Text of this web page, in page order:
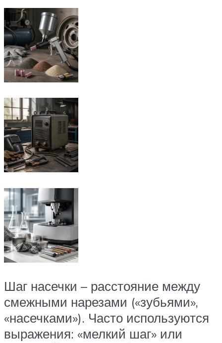
Шаг насечки – расстояние между
смежными нарезами («зубьями»,
«насечками»). Часто используются
выражения: «мелкий шаг» или